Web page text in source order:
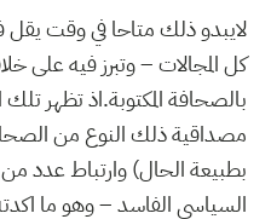
لايبدو ذلك متاحا في وقت
كل المجالات – وتبرز فيه
بالصحافة المكتوبة.اذ تظهر
مصداقية ذلك النوع من
بطبيعة الحال) وارتباط عدد
السياسي الفاسد – وهو ما